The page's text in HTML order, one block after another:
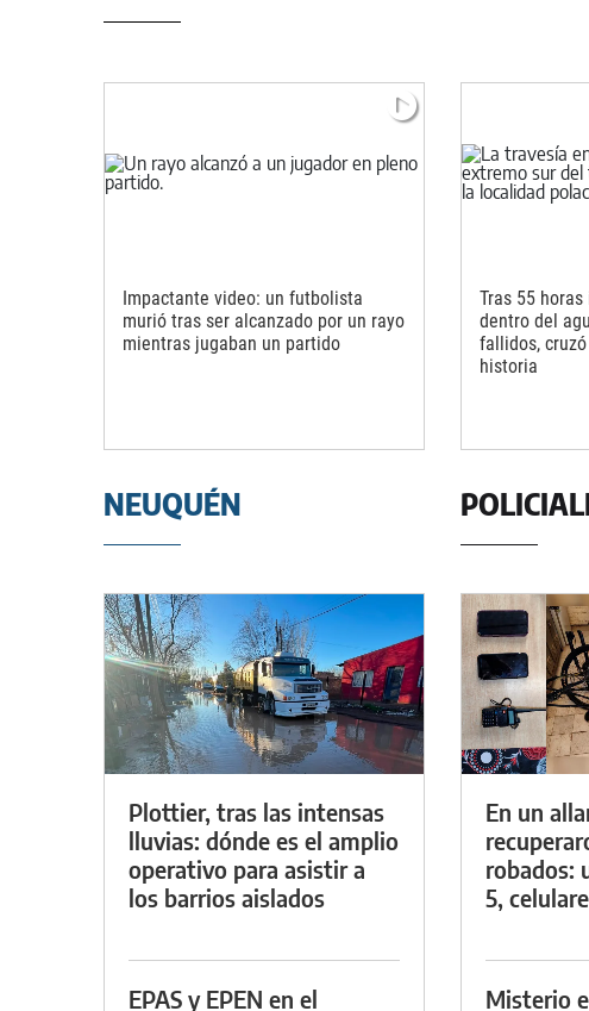
Impactante video: un futbolista
murió tras ser alcanzado por un rayo
mientras jugaban un partido
Tras 55
dentro del
fallidos,
historia
NEUQUÉN
Plottier, tras las intensas
lluvias: dónde es el amplio
operativo para asistir a
los barrios aislados
EPAS y EPEN en el
En un
robados:
5,
Misterio